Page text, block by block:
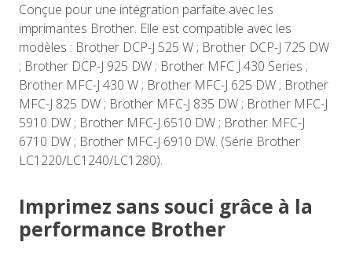
Conçue pour une intégration parfaite avec les
imprimantes Brother. Elle est compatible avec les
modèles : Brother DCP-J 525 W ; Brother DCP-J 725 DW
; Brother DCP-J 925 DW ; Brother MFC J 430 Series ;
Brother MFC-J 430 W ; Brother MFC-J 625 DW ; Brother
MFC-J 825 DW ; Brother MFC-J 835 DW ; Brother MFC-J
5910 DW ; Brother MFC-J 6510 DW ; Brother MFC-J
6710 DW ; Brother MFC-J 6910 DW. (Série Brother
LC1220/LC1240/LC1280).
Imprimez sans souci grâce à la
performance Brother